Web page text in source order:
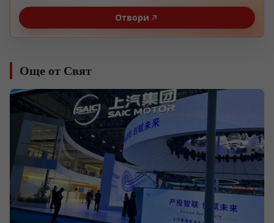
Отвори
Още от Свят